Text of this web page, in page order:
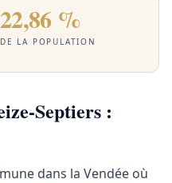
22,86 %
DE LA POPULATION
Septiers :
dans la Vendée où